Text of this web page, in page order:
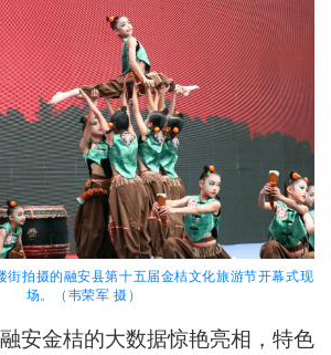
街拍摄的融安县第十五届金桔文化旅游节开幕式现
场。（韦荣军 摄）
安金桔的大数据惊艳亮相，特色